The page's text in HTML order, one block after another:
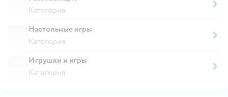
Категория
Настольные игры
Категория
Игрушки и игры
Категория